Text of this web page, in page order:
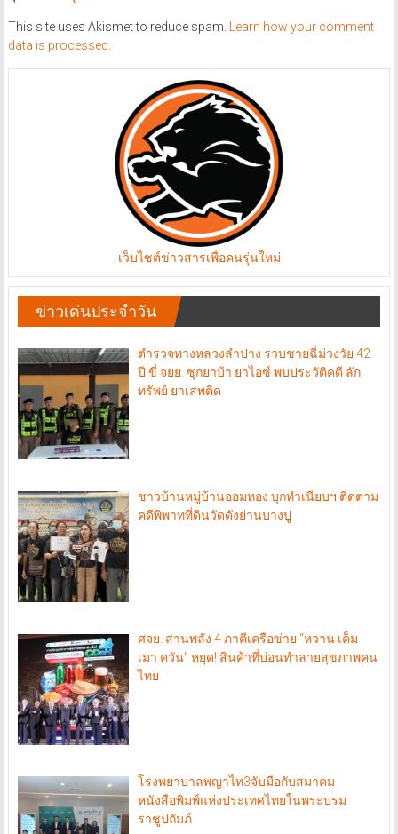
This site uses Akismet to reduce spam.
Learn how your comment
data is processed.
เว็บไซต์ข่าวสารเพื่อคนรุ่นใหม่
ข่าวเด่นประจำวัน
ตำรวจทางหลวงลำปาง รวบชายฉี่ม่วงวัย 42
ปี ขี่ จยย. ซุกยาบ้า ยาไอซ์ พบประวัติคดี ลัก
ทรัพย์ ยาเสพติด
ชาวบ้านหมู่บ้านออมทอง บุกทำเนียบฯ ติดตาม
คดีพิพาทที่ดินวัดดังย่านบางปู
ศจย. สานพลัง 4 ภาคีเครือข่าย “หวาน เค็ม
เมา ควัน” หยุด! สินค้าที่บ่อนทำลายสุขภาพคน
ไทย
โรงพยาบาลพญาไท3จับมือกับสมาคม
หนังสือพิมพ์แห่งประเทศไทยในพระบรม
ราชูปถัมภ์